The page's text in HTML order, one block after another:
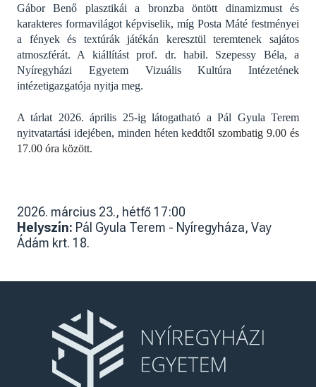
Gábor Benő plasztikái a bronzba öntött dinamizmust és
karakteres formavilágot képviselik, míg Posta Máté festményei
a fények és textúrák játékán keresztül teremtenek sajátos
atmoszférát. A kiállítást prof. dr. habil. Szepessy Béla, a
Nyíregyházi Egyetem Vizuális Kultúra Intézetének
intézetigazgatója nyitja meg.
A tárlat 2026. április 25-ig látogatható a Pál Gyula Terem
nyitvatartási idejében, minden héten keddtől szombatig 9.00 és
17.00 óra között.
2026. március 23., hétfő 17:00
Helyszín: Pál Gyula Terem - Nyíregyháza, Vay
Ádám krt. 18.